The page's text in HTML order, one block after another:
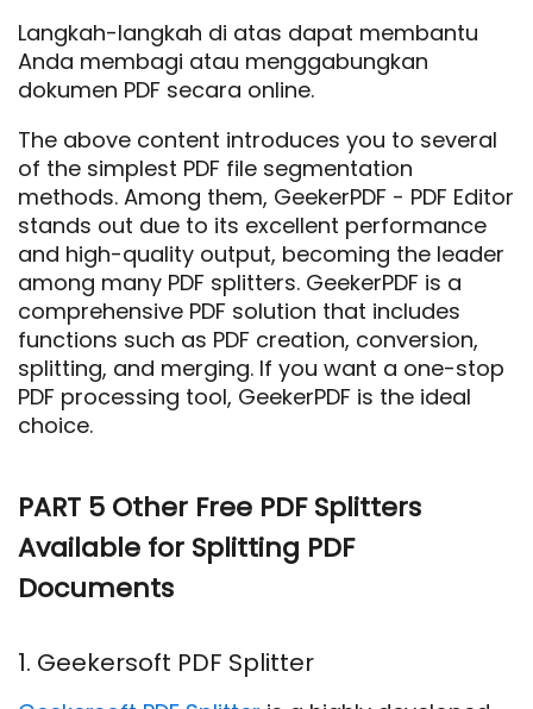
Langkah-langkah di atas dapat membantu
Anda membagi atau menggabungkan
dokumen PDF secara online.
The above content introduces you to several
of the simplest PDF file segmentation
methods. Among them, GeekerPDF - PDF Editor
stands out due to its excellent performance
and high-quality output, becoming the leader
among many PDF splitters. GeekerPDF is a
comprehensive PDF solution that includes
functions such as PDF creation, conversion,
splitting, and merging. If you want a one-stop
PDF processing tool, GeekerPDF is the ideal
choice.
PART 5 Other Free PDF Splitters
Available for Splitting PDF
Documents
1. Geekersoft PDF Splitter